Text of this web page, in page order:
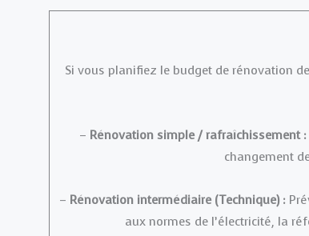
Si vous planifiez le budget de rénovation
– Rénovation simple / rafraîchissement :
changement
– Rénovation intermédiaire (Technique) :
aux normes de l’électricité, la